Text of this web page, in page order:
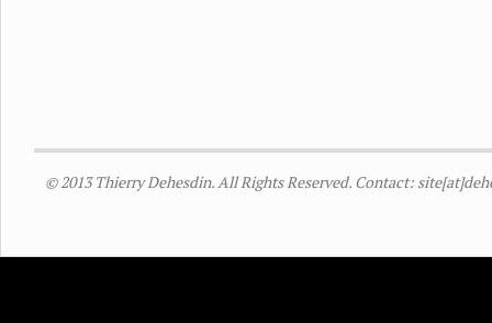
© 2013 Thierry Dehesdin. All Rights Reserved. Contact: